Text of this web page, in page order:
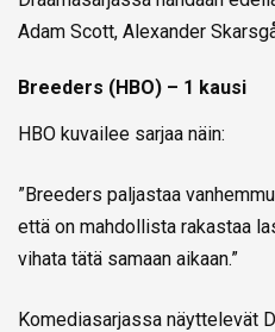
Adam Scott, Alexander
Breeders (HBO) – 1 kausi
HBO kuvailee sarjaa näin:
”Breeders paljastaa
että on mahdollista rakastaa
vihata tätä samaan aikaan.”
Komediasarjassa näyttelevät